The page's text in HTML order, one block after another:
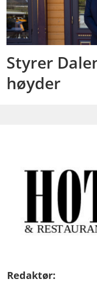
Styrer
høyder
Redaktør: